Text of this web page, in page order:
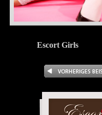
Escort Girls